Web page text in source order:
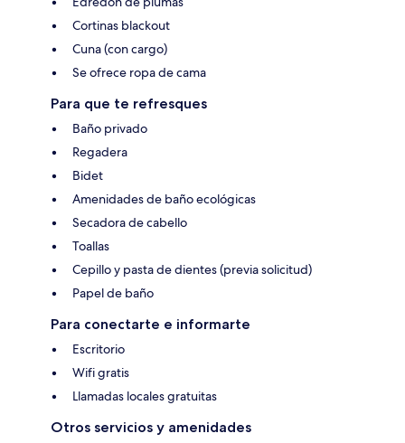
Cortinas blackout
Cuna (con cargo)
Se ofrece ropa de cama
Para que te refresques
Baño privado
Regadera
Bidet
Amenidades de baño ecológicas
Secadora de cabello
Toallas
Cepillo y pasta de dientes (previa solicitud)
Papel de baño
Para conectarte e informarte
Escritorio
Wifi gratis
Llamadas locales gratuitas
Otros servicios y amenidades